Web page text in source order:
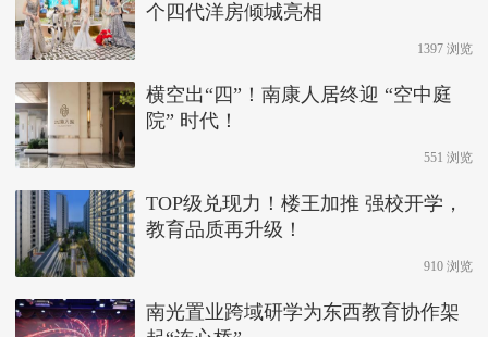
个四代洋房倾城亮相
1397 浏览
横空出“四”！南康人居终迎 “空中庭
院” 时代！
551 浏览
TOP级兑现力！楼王加推 强校开学，
教育品质再升级！
910 浏览
南光置业跨域研学为东西教育协作架